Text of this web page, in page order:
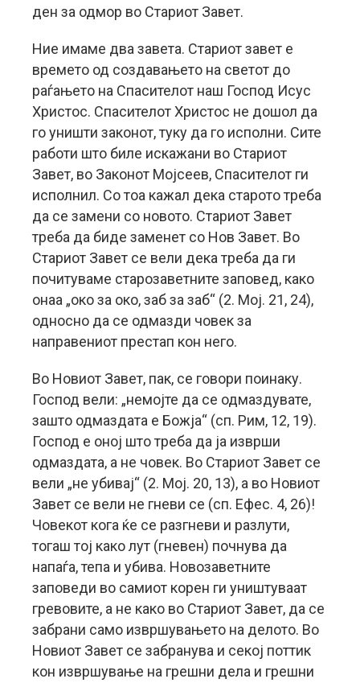
ден за одмор во Стариот Завет.
Ние имаме два завета. Стариот завет е
времето од создавањето на светот до
раѓањето на Спасителот наш Господ Исус
Христос. Спасителот Христос не дошол да
го уништи законот, туку да го исполни. Сите
работи што биле искажани во Стариот
Завет, во Законот Мојсеев, Спасителот ги
исполнил. Со тоа кажал дека старото треба
да се замени со новото. Стариот Завет
треба да биде заменет со Нов Завет. Во
Стариот Завет се вели дека треба да ги
почитуваме старозаветните заповед, како
онаа „око за око, заб за заб“ (2. Мој. 21, 24),
односно да се одмазди човек за
направениот престап кон него.
Во Новиот Завет, пак, се говори поинаку.
Господ вели: „немојте да се одмаздувате,
зашто одмаздата е Божја“ (сп. Рим, 12, 19).
Господ е оној што треба да ја изврши
одмаздата, а не човек. Во Стариот Завет се
вели „не убивај“ (2. Мој. 20, 13), а во Новиот
Завет се вели не гневи се (сп. Ефес. 4, 26)!
Човекот кога ќе се разгневи и разлути,
тогаш тој како лут (гневен) почнува да
напаѓа, тепа и убива. Новозаветните
заповеди во самиот корен ги уништуваат
гревовите, а не како во Стариот Завет, да се
забрани само извршувањето на делото. Во
Новиот Завет се забранува и секој поттик
кон извршување на грешни дела и грешни